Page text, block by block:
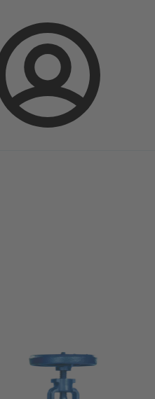
Prihlásenie